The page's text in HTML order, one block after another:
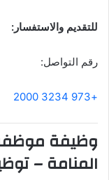
للتقديم والاستفسار:
رقم التواصل:
+973 3234 2000
وظيفة
المنامة –